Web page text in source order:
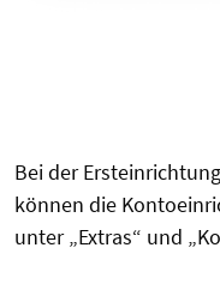
Bei der
können die
unter „Extras“ und